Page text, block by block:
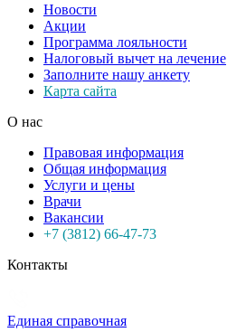
Новости
Акции
Программа лояльности
Налоговый вычет на лечение
Заполните нашу анкету
Карта сайта
О нас
Правовая информация
Общая информация
Услуги и цены
Врачи
Вакансии
+7 (3812) 66-47-73
Контакты
Единая справочная